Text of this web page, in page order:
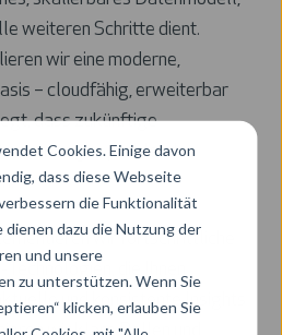
Cookies. Einige davon
dass diese Webseite
die Funktionalität
dienen dazu die Nutzung der
und unsere
zu unterstützen. Wenn Sie
klicken, erlauben Sie
weiteren Schritte dient.
wir eine moderne,
– cloudfähig, erweiterbar
dass zukünftige
problemlos
wir fortschrittliche
die Ihnen
und konsistente Insights